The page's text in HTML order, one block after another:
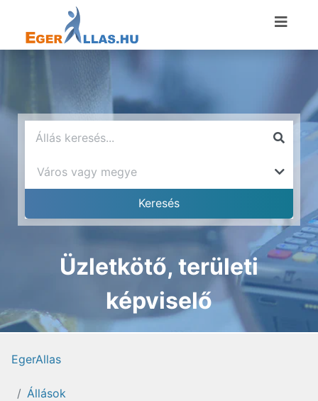
Üzletkötő, területi
képviselő
EgerAllas
Állások